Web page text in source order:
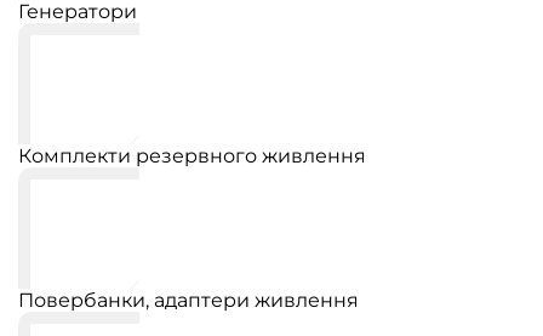
Генератори
Комплекти резервного живлення
Повербанки, адаптери живлення